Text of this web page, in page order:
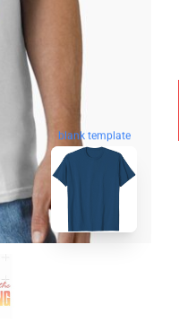
blank template